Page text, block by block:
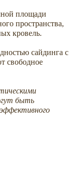
площади
пространства,
кровель.
сайдинга с
свободное
быть